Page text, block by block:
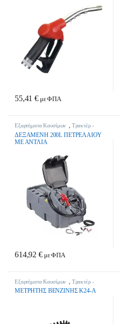
55,41€ με ΦΠΑ
Εξαρτήματα Καυσίμων
Τρακτέρ -
ΔΕΞΑΜΕΝΗ 200L ΠΕΤΡΕΛΑΙΟΥ
ΜΕ ΑΝΤΛΙΑ
614,92€με ΦΠΑ
Εξαρτήματα Καυσίμων
Τρακτέρ -
Γεωργικά Μηχανήματα
METPHTHΣ BENZINHΣ K24-A